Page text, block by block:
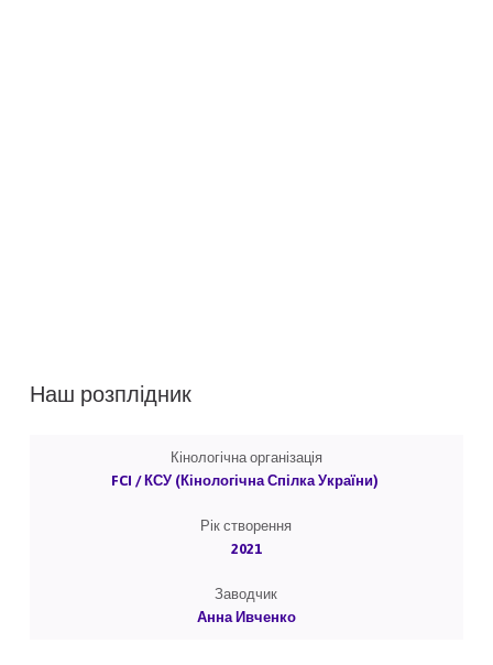
Наш розплідник
Кінологічна організація
FCI / КСУ (Кінологічна Спілка України)
Рік створення
2021
Заводчик
Анна Ивченко